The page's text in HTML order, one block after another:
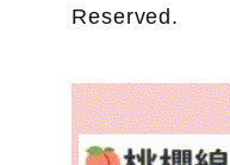
Reserved.